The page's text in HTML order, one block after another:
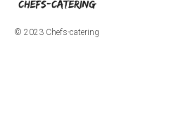
© 2023 Chefs-catering